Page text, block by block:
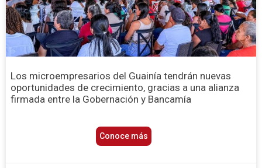
Los microempresarios del Guainía tendrán nuevas
oportunidades de crecimiento, gracias a una alianza
firmada entre la Gobernación y Bancamía
Conoce más